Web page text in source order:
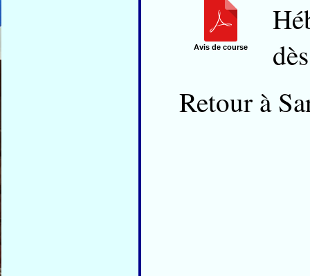
Avis de course
Retour à